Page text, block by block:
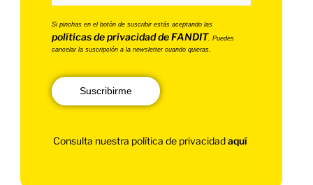
Si pinchas en el botón de suscribir estás aceptando las
políticas de privacidad de FANDIT . Puedes
cancelar la suscripción a la newsletter cuando quieras.
Suscribirme
Consulta nuestra política de privacidadaquí